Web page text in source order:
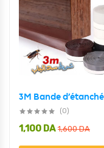
(0)
1,600DA
1,100 DA